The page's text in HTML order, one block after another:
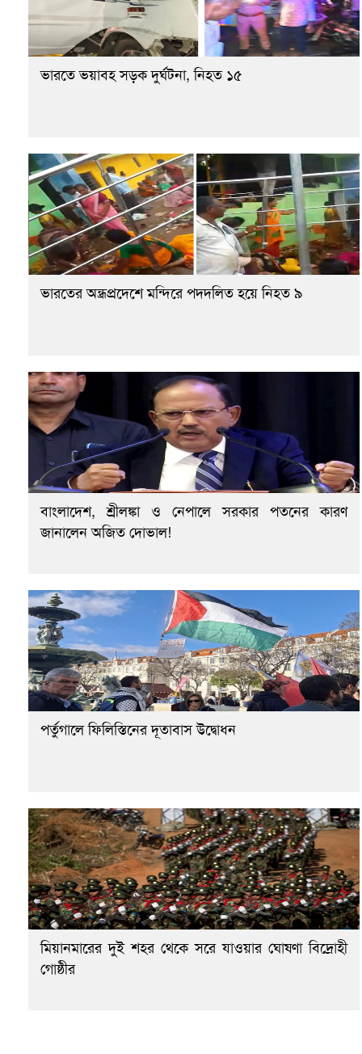
ভারতে ভয়াবহ সড়ক দুর্ঘটনা, নিহত ১৫
ভারতের অন্ধ্রপ্রদেশে মন্দিরে পদদলিত হয়ে নিহত ৯
বাংলাদেশ, শ্রীলঙ্কা ও নেপালে সরকার পতনের কারণ
জানালেন অজিত দোভাল!
পর্তুগালে ফিলিস্তিনের দূতাবাস উদ্বোধন
মিয়ানমারের দুই শহর থেকে সরে যাওয়ার ঘোষণা বিদ্রোহী
গোষ্ঠীর